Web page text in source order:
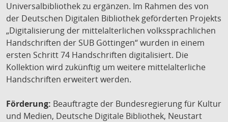
Universalbibliothek zu ergänzen. Im Rahmen des von
der Deutschen Digitalen Bibliothek geförderten Projekts
„Digitalisierung der mittelalterlichen volkssprachlichen
Handschriften der SUB Göttingen“ wurden in einem
ersten Schritt 74 Handschriften digitalisiert. Die
Kollektion wird zukünftig um weitere mittelalterliche
Handschriften erweitert werden.
Förderung: Beauftragte der Bundesregierung für Kultur
und Medien, Deutsche Digitale Bibliothek, Neustart